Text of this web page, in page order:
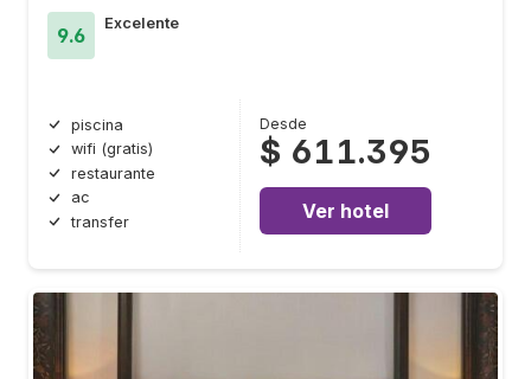
9.6
Excelente
piscina
wifi (gratis)
restaurante
ac
transfer
Desde
$ 611.395
Ver hotel